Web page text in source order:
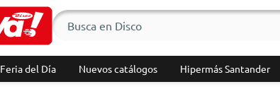
Feria del Día Nuevos catálogos Hipermás Santander